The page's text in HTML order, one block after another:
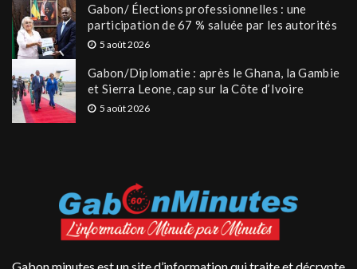
Gabon/ Élections professionnelles : une
participation de 67 % saluée par les autorités
5 août 2026
Gabon/Diplomatie : après le Ghana, la Gambie
et Sierra Leone, cap sur la Côte d’Ivoire
5 août 2026